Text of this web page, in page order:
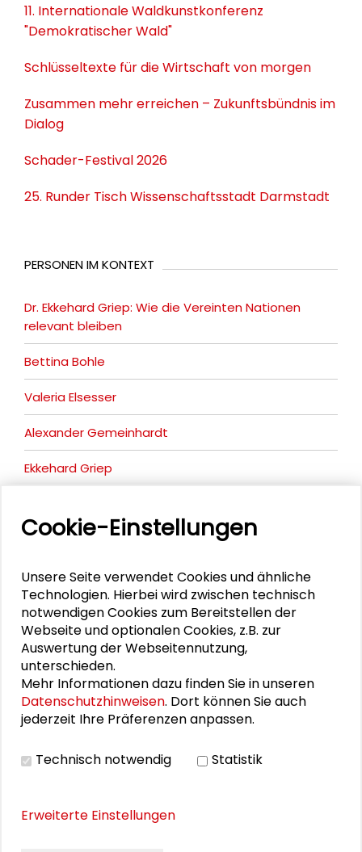
11. Internationale Waldkunstkonferenz
"Demokratischer Wald"
Schlüsseltexte für die Wirtschaft von morgen
Zusammen mehr erreichen – Zukunftsbündnis im
Dialog
Schader-Festival 2026
25. Runder Tisch Wissenschaftsstadt Darmstadt
PERSONEN IM KONTEXT
Dr. Ekkehard Griep: Wie die Vereinten Nationen
relevant bleiben
Bettina Bohle
Valeria Elsesser
Alexander Gemeinhardt
Ekkehard Griep
Maximilian Shaikh-Yousef
Arndt Weidler
DOWNLOADS
Programmflyer
Call for Applications (abgelaufen):
Abschlusskonzert UNO & Jazz
Cookie-Einstellungen
Unsere Seite verwendet Cookies und ähnliche
Technologien. Hierbei wird zwischen technisch
notwendigen Cookies zum Bereitstellen der
Webseite und optionalen Cookies, z.B. zur
Auswertung der Webseitennutzung,
unterschieden.
Mehr Informationen dazu finden Sie in unseren
Datenschutzhinweisen. Dort können Sie auch
jederzeit Ihre Präferenzen anpassen.
Technisch notwendig Statistik
Erweiterte Einstellungen